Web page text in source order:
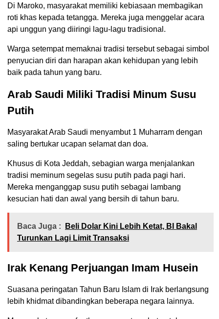
Di Maroko, masyarakat memiliki kebiasaan membagikan
roti khas kepada tetangga. Mereka juga menggelar acara
api unggun yang diiringi lagu-lagu tradisional.
Warga setempat memaknai tradisi tersebut sebagai simbol
penyucian diri dan harapan akan kehidupan yang lebih
baik pada tahun yang baru.
Arab Saudi Miliki Tradisi Minum Susu
Putih
Masyarakat Arab Saudi menyambut 1 Muharram dengan
saling bertukar ucapan selamat dan doa.
Khusus di Kota Jeddah, sebagian warga menjalankan
tradisi meminum segelas susu putih pada pagi hari.
Mereka menganggap susu putih sebagai lambang
kesucian hati dan awal yang bersih di tahun baru.
Baca Juga :
Beli Dolar Kini Lebih Ketat, BI Bakal
Turunkan Lagi Limit Transaksi
Irak Kenang Perjuangan Imam Husein
Suasana peringatan Tahun Baru Islam di Irak berlangsung
lebih khidmat dibandingkan beberapa negara lainnya.